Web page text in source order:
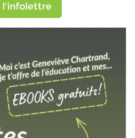
l'infolettre